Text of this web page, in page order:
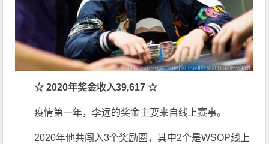
☆ 2020年奖金收入39,617☆
疫情第一年，李远的奖金主要来自线上赛事。
2020年他共闯入3个奖励圈，其中2个是WSOP线上